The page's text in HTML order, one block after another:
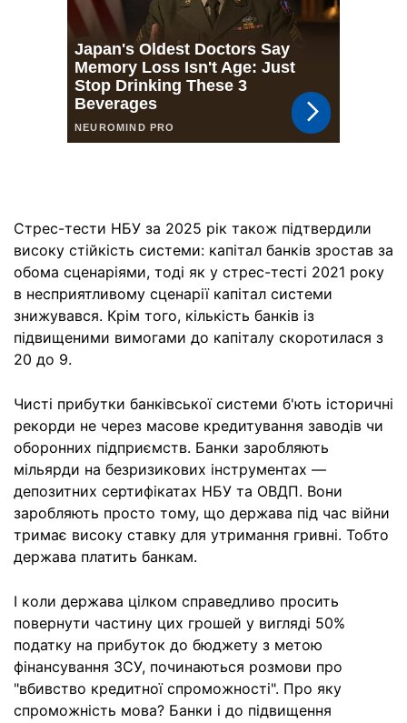
Стрес-тести НБУ за 2025 рік також підтвердили
високу стійкість системи: капітал банків зростав за
обома сценаріями, тоді як у стрес-тесті 2021 року
в несприятливому сценарії капітал системи
знижувався. Крім того, кількість банків із
підвищеними вимогами до капіталу скоротилася з
20 до 9.
Чисті прибутки банківської системи б'ють історичні
рекорди не через масове кредитування заводів чи
оборонних підприємств. Банки заробляють
мільярди на безризикових інструментах —
депозитних сертифікатах НБУ та ОВДП. Вони
заробляють просто тому, що держава під час війни
тримає високу ставку для утримання гривні. Тобто
держава платить банкам.
І коли держава цілком справедливо просить
повернути частину цих грошей у вигляді 50%
податку на прибуток до бюджету з метою
фінансування ЗСУ, починаються розмови про
"вбивство кредитної спроможності". Про яку
спроможність мова? Банки і до підвищення